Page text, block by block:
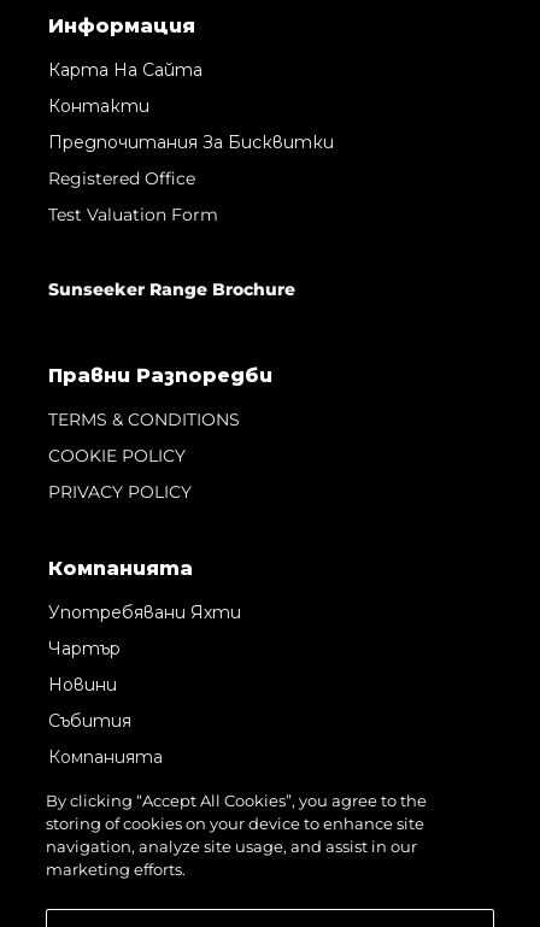
Информация
Карта На Сайта
Контакти
Предпочитания За Бисквитки
Registered Office
Test Valuation Form
Sunseeker Range Brochure
Правни Pазпоредби
TERMS & CONDITIONS
COOKIE POLICY
PRIVACY POLICY
Компанията
Употребявани Яхти
Чартър
Новини
Събития
Компанията
Екипът
Request Parts
Test International Landing Page
By clicking “Accept All Cookies”, you agree to the
storing of cookies on your device to enhance site
navigation, analyze site usage, and assist in our
marketing efforts.